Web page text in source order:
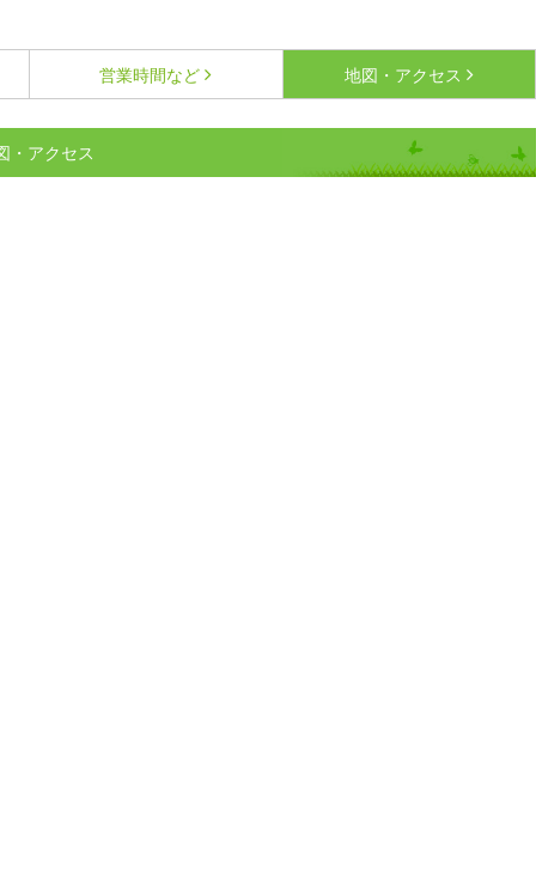
営業時間など 地図・アクセス
・アクセス